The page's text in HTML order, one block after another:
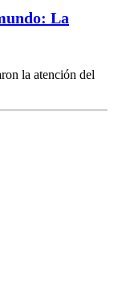
La
la atención del